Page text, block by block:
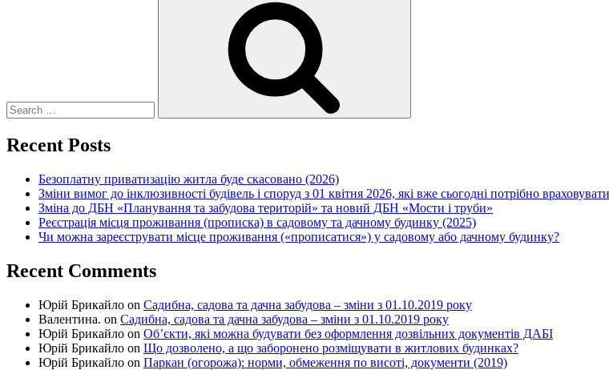
Recent Posts
Безоплатну приватизацію житла буде скасовано (2026)
Зміни вимог до інклюзивності будівель і споруд з 01 квітня 2026, які вже сьогодні потрібно враховувати
Зміна до ДБН «Планування та забудова територій» та новий ДБН «Мости і труби»
Реєстрація місця проживання (прописка) в садовому та дачному будинку (2025)
Чи можна зареєструвати місце проживання («прописатися») у садовому або дачному будинку?
Recent Comments
Юрій Брикайло on Садибна, садова та дачна забудова – зміни з 01.10.2019 року
Валентина. on Садибна, садова та дачна забудова – зміни з 01.10.2019 року
Юрій Брикайло on Об’єкти, які можна будувати без оформлення дозвільних документів ДАБІ
Юрій Брикайло on Що дозволено, а що заборонено розміщувати в житлових будинках?
Юрій Брикайло on Паркан (огорожа): норми, обмеження по висоті, документи (2019)